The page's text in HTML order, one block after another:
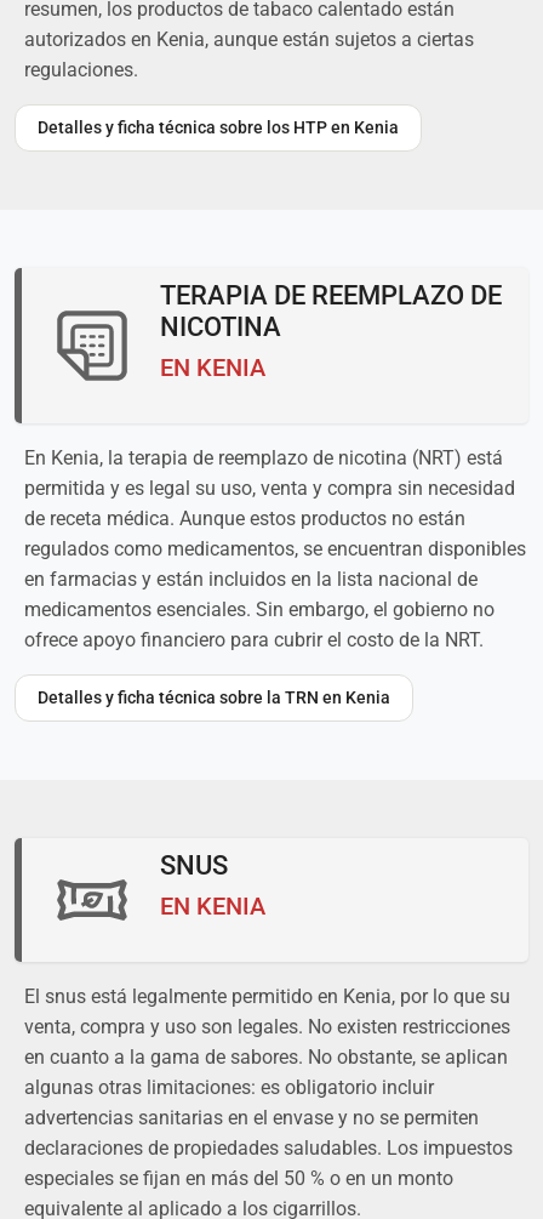
resumen, los productos de tabaco calentado están
autorizados en Kenia, aunque están sujetos a ciertas
regulaciones.
Detalles y ficha técnica sobre los HTP en Kenia
TERAPIA DE REEMPLAZO DE
NICOTINA
EN KENIA
En Kenia, la terapia de reemplazo de nicotina (NRT) está
permitida y es legal su uso, venta y compra sin necesidad
de receta médica. Aunque estos productos no están
regulados como medicamentos, se encuentran disponibles
en farmacias y están incluidos en la lista nacional de
medicamentos esenciales. Sin embargo, el gobierno no
ofrece apoyo financiero para cubrir el costo de la NRT.
Detalles y ficha técnica sobre la TRN en Kenia
SNUS
EN KENIA
El snus está legalmente permitido en Kenia, por lo que su
venta, compra y uso son legales. No existen restricciones
en cuanto a la gama de sabores. No obstante, se aplican
algunas otras limitaciones: es obligatorio incluir
advertencias sanitarias en el envase y no se permiten
declaraciones de propiedades saludables. Los impuestos
especiales se fijan en más del 50 % o en un monto
equivalente al aplicado a los cigarrillos.